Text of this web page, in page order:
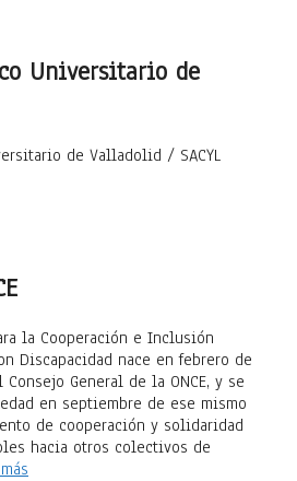
Universitario de
de Valladolid / SACYL
la Cooperación e Inclusión
Discapacidad nace en febrero de
General de la ONCE, y se
en septiembre de ese mismo
de cooperación y solidaridad
hacia otros colectivos de